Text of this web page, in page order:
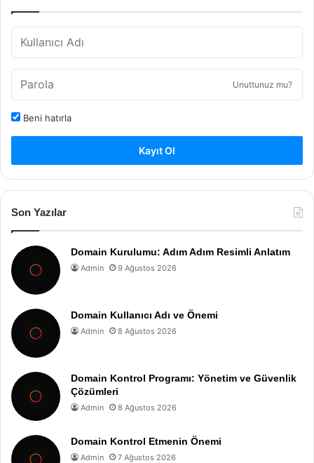
Unuttunuz mu?
Beni hatırla
Kayıt Ol
Son Yazılar
Domain Kurulumu: Adım Adım Resimli Anlatım
Admin 9 Ağustos 2026
Domain Kullanıcı Adı ve Önemi
Admin 8 Ağustos 2026
Domain Kontrol Programı: Yönetim ve Güvenlik
Çözümleri
Admin 8 Ağustos 2026
Domain Kontrol Etmenin Önemi
Admin 7 Ağustos 2026